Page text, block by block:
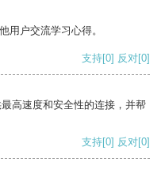
用户交流学习心得。
支持[0] 反对[0]
高速度和安全性的连接，并帮
支持[0] 反对[0]